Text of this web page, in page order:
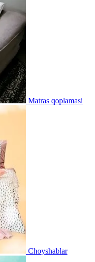
Matras qoplamasi
Choyshablar